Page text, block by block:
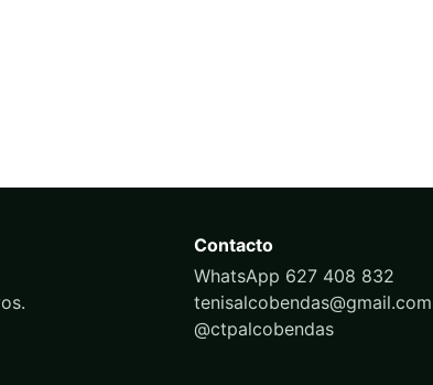
Contacto
WhatsApp 627 408 832
tenisalcobendas@gmail.com
@ctpalcobendas